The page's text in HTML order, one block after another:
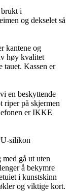
i
og dekselet så
kantene og
høy kvalitet
tauet. Kassen er
en beskyttende
riper på skjermen
er IKKE
silikon
gå ut uten
å bekymre
i kunstskinn
og viktige kort.